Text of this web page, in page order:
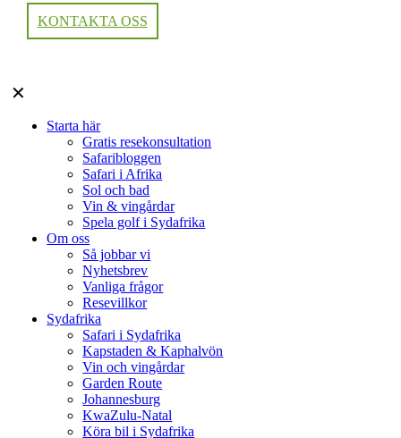
KONTAKTA OSS
✕
Starta här
Gratis resekonsultation
Safaribloggen
Safari i Afrika
Sol och bad
Vin & vingårdar
Spela golf i Sydafrika
Om oss
Så jobbar vi
Nyhetsbrev
Vanliga frågor
Resevillkor
Sydafrika
Safari i Sydafrika
Kapstaden & Kaphalvön
Vin och vingårdar
Garden Route
Johannesburg
KwaZulu-Natal
Köra bil i Sydafrika